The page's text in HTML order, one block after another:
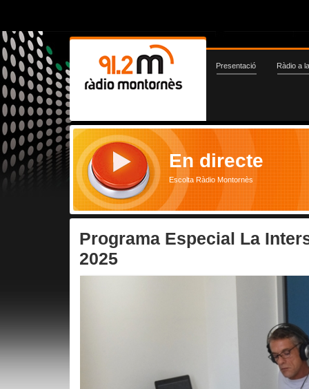
Presentació Ràdio a
En directe
Escolta Ràdio Montornès
Programa Especial La
2025